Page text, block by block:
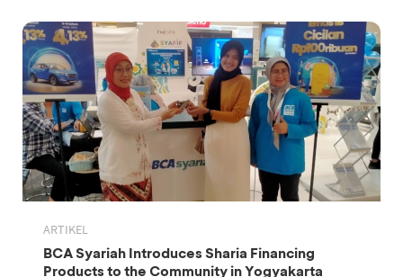
ARTIKEL
BCA Syariah Introduces Sharia Financing
Products to the Community in Yogyakarta